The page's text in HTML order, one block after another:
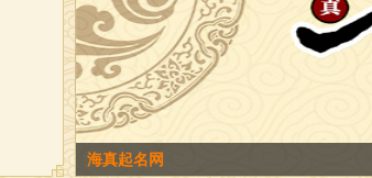
海真老师海南省农行易经讲座